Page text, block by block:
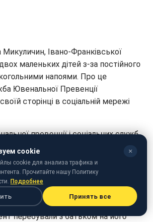
Івано-Франківської
маленьких дітей з-за постійного
напоями. Про це
Ювенальної Превенції
сторінці в соціальній мережі
превенції і соціальних служб
до 33-річної жительки села
її сплячою після чергового
будинку знаходилося двоє
та 5-річний хлопчик. Ще двоє
перебували з батьком на його
cookie ✕
cookie для анализа трафика и
Прочитайте нашу Политику
Подробнее
Принять все